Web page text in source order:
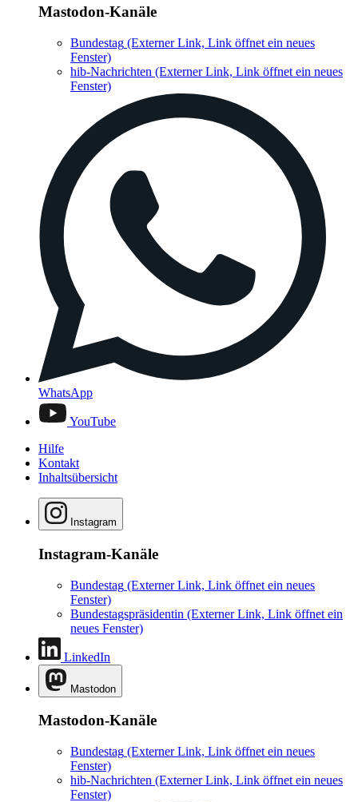
Mastodon-Kanäle
Bundestag (Externer Link, Link öffnet ein neues
Fenster)
hib-Nachrichten (Externer Link, Link öffnet ein neues
Fenster)
WhatsApp
YouTube
Hilfe
Kontakt
Inhaltsübersicht
Instagram
Instagram-Kanäle
Bundestag (Externer Link, Link öffnet ein neues
Fenster)
Bundestagspräsidentin (Externer Link, Link öffnet ein
neues Fenster)
LinkedIn
Mastodon
Mastodon-Kanäle
Bundestag (Externer Link, Link öffnet ein neues
Fenster)
hib-Nachrichten (Externer Link, Link öffnet ein neues
Fenster)